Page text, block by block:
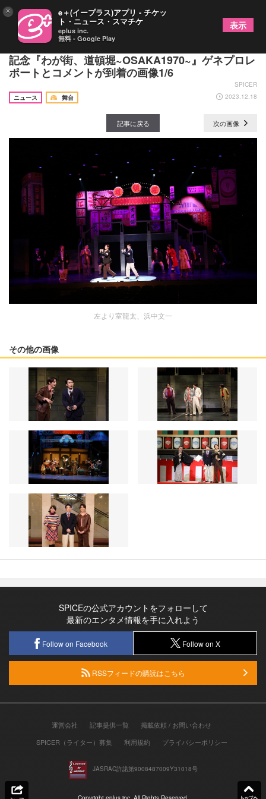
浜中文一＆室龍太W主演、大阪松竹座開場100周年
記念『わが街、道頓堀~OSAKA1970~』ゲネプロレ
ポートとコメントが到着の画像1/6
SPICER
ニュース
舞台 2023.12.18
記事に戻る 次の画像
左より室龍太、浜中文一
その他の画像
SPICEの公式アカウントをフォローして
最新のエンタメ情報を手に入れよう
Follow on Facebook Follow on X
RSSフィードの購読はこちら
運営会社 記事提供一覧
掲載依頼 / お問い合わせ
SPICER（ライター）募集
利用規約 プライバシーポリシー
JASRAC許諾第9008487009Y31018号
× e＋(イープラス)アプリ - チケッ
ト・ニュース・スマチケ
eplus inc.
無料 - Google Play
表示